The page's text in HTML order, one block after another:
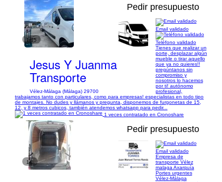
1/15
Pedir presupuesto
Jesus Y Juanma
Transporte
Vélez-Málaga (Málaga) 29700
Email validado
Teléfono validado
Tienes que realizar un
porte, desplazar algún
mueble o tirar aquello
que ya no quieres!!
pregúntanos sin
compromiso y
nosotros lo hacemos
por ti! autónomo
profesional,
trabajamos tanto con particulares, como para empresas! especialistas en todo tipo
de montajes. No dudes y llámanos y pregunta, disponemos de furgonetas de 15,
12, y 8 metros cubicos, también atendemos whatsapp para pedir...
1 veces contratado en Cronoshare
1/3
Pedir presupuesto
Email validado
Empresa de
transporte Vélez
malaga Axarquía
Portes urgentes
Vélez-Málaga